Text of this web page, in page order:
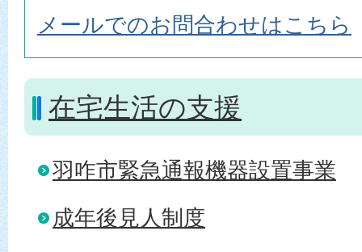
メールでのお問合わせはこちら
在宅生活の支援
羽咋市緊急通報機器設置事業
成年後見人制度